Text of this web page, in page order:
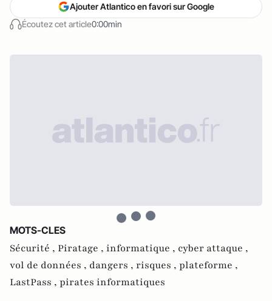
Écoutez cet article0:00min
Ajouter Atlantico en favori sur Google
MOTS-CLES
Sécurité , Piratage , informatique , cyber attaque ,
vol de données , dangers , risques , plateforme ,
LastPass , pirates informatiques